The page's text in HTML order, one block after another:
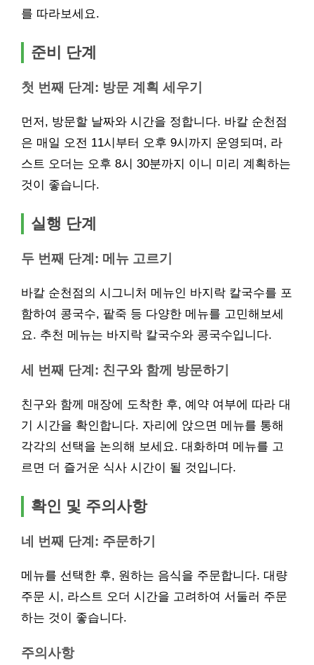
를 따라보세요.
준비 단계
첫 번째 단계: 방문 계획 세우기
먼저, 방문할 날짜와 시간을 정합니다. 바칼 순천점
은 매일 오전 11시부터 오후 9시까지 운영되며, 라
스트 오더는 오후 8시 30분까지 이니 미리 계획하는
것이 좋습니다.
실행 단계
두 번째 단계: 메뉴 고르기
바칼 순천점의 시그니처 메뉴인 바지락 칼국수를 포
함하여 콩국수, 팥죽 등 다양한 메뉴를 고민해보세
요. 추천 메뉴는 바지락 칼국수와 콩국수입니다.
세 번째 단계: 친구와 함께 방문하기
친구와 함께 매장에 도착한 후, 예약 여부에 따라 대
기 시간을 확인합니다. 자리에 앉으면 메뉴를 통해
각각의 선택을 논의해 보세요. 대화하며 메뉴를 고
르면 더 즐거운 식사 시간이 될 것입니다.
확인 및 주의사항
네 번째 단계: 주문하기
메뉴를 선택한 후, 원하는 음식을 주문합니다. 대량
주문 시, 라스트 오더 시간을 고려하여 서둘러 주문
하는 것이 좋습니다.
주의사항